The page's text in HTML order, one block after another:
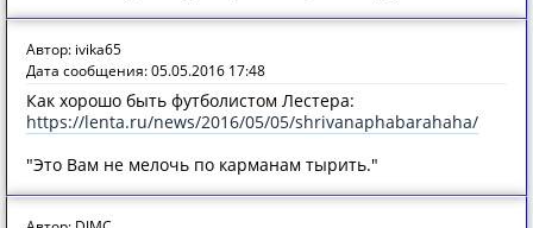
Автор: ivika65
Дата сообщения: 05.05.2016 17:48
Как хорошо быть футболистом Лестера:
https://lenta.ru/news/2016/05/05/shrivanaphabarahaha/
"Это Вам не мелочь по карманам тырить."